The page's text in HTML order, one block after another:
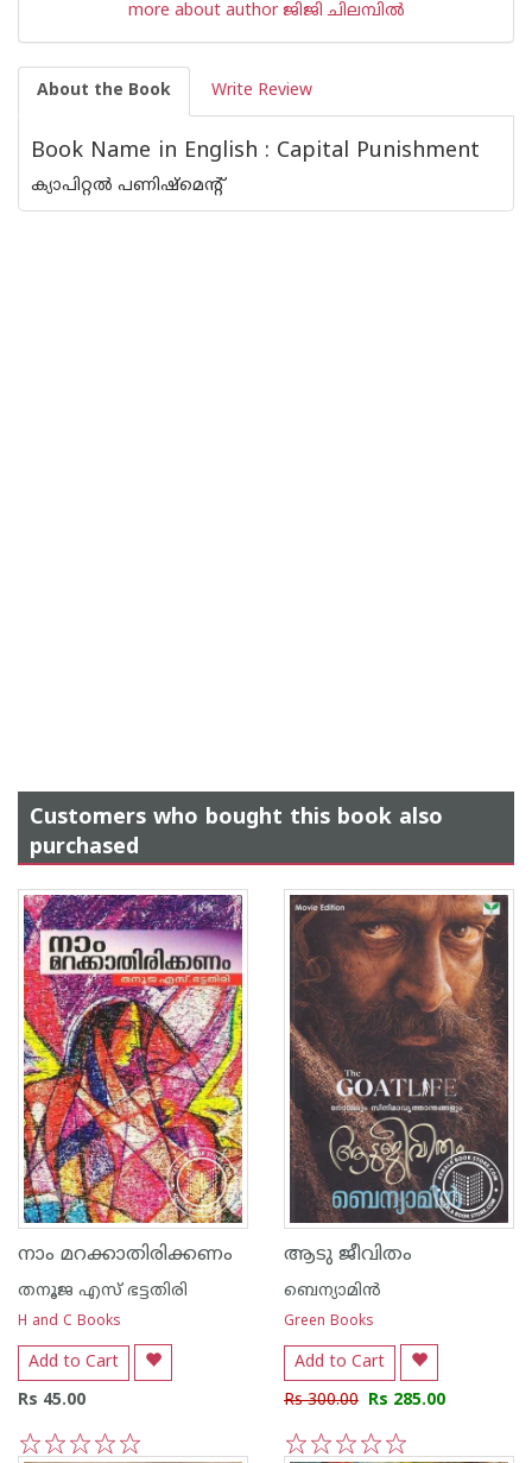
more about author ജിജി ചിലമ്പില്‍
About the Book Write Review
Book Name in English : Capital Punishment
ക്യാപിറ്റൽ പണിഷ്മെന്റ്
Customers who bought this book also
purchased
നാം മറക്കാതിരിക്കണം
തനൂജ എസ് ഭട്ടതിരി
H and C Books
Add to Cart
Rs 45.00
ആടു ജീവിതം
ബെന്യാമിന്‍
Green Books
Add to Cart
Rs 300.00 Rs 285.00